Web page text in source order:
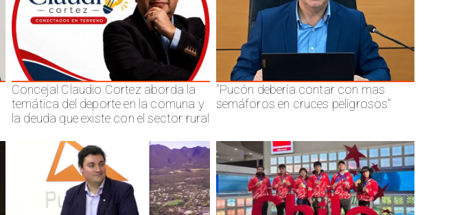
Concejal Claudio Cortez aborda la
temática del deporte en la comuna y
la deuda que existe con el sector rural
"Pucón debería contar con mas
semáforos en cruces peligrosos"